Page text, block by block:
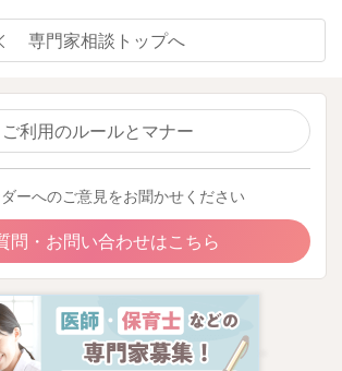
専門家相談トップへ
ご利用のルールとマナー
ーへのご意見をお聞かせください
問・お問い合わせはこちら